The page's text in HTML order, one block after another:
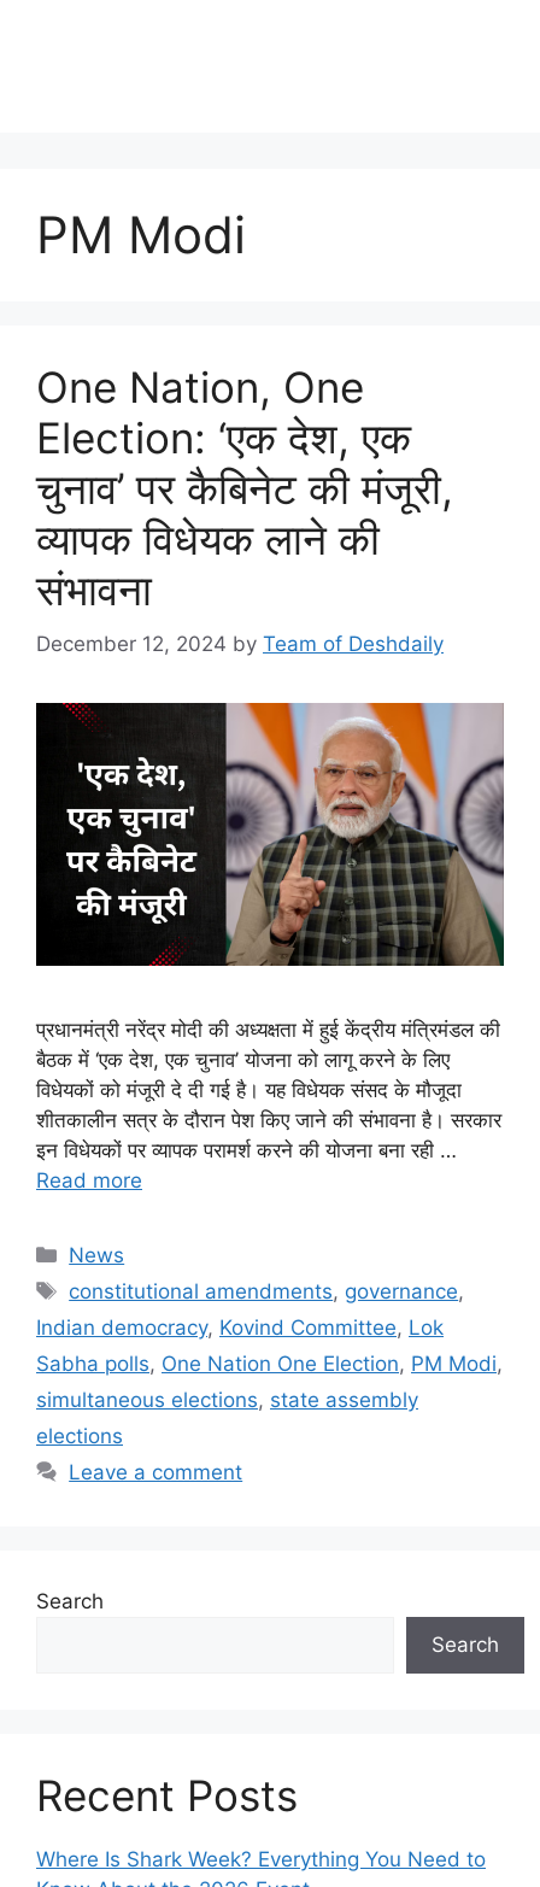
PM Modi
One Nation, One
Election: ‘एक देश, एक
चुनाव’ पर कैबिनेट की मंजूरी,
व्यापक विधेयक लाने की
संभावना
December 12, 2024 by Team of Deshdaily
प्रधानमंत्री नरेंद्र मोदी की अध्यक्षता में हुई केंद्रीय मंत्रिमंडल की
बैठक में ‘एक देश, एक चुनाव’ योजना को लागू करने के लिए
विधेयकों को मंजूरी दे दी गई है। यह विधेयक संसद के मौजूदा
शीतकालीन सत्र के दौरान पेश किए जाने की संभावना है। सरकार
इन विधेयकों पर व्यापक परामर्श करने की योजना बना रही …
Read more
Categories
News
Tags
constitutional amendments, governance,
Indian democracy, Kovind Committee, Lok
Sabha polls, One Nation One Election, PM Modi,
simultaneous elections, state assembly
elections
Leave a comment
Search
Search
Recent Posts
Where Is Shark Week? Everything You Need to